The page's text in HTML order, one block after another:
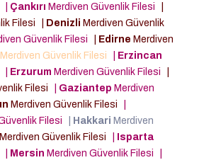
Çankırı Merdiven Güvenlik Filesi
Filesi Denizli Merdiven Güvenlik
Güvenlik Filesi Edirne Merdiven
Merdiven Güvenlik Filesi
Erzincan
Erzurum Merdiven Güvenlik Filesi
Filesi Gaziantep Merdiven
Merdiven Güvenlik Filesi
Filesi Hakkari Merdiven
Merdiven Güvenlik Filesi
Isparta
Mersin Merdiven Güvenlik Filesi